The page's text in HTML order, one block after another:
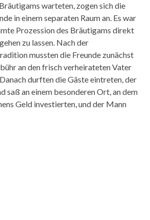
warteten, zogen sich die
in einem separaten Raum an. Es war
Prozession des Bräutigams direkt
zu lassen. Nach der
mussten die Freunde zunächst
an den frisch verheirateten Vater
durften die Gäste eintreten, der
saß an einem besonderen Ort, an dem
Geld investierten, und der Mann